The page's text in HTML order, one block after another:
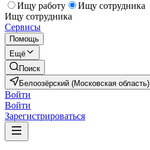
Ищу работу
Ищу сотрудника
Ищу сотрудника
Сервисы
Помощь
Ещё
Поиск
Белоозёрский (Московская область)
Войти
Войти
Зарегистрироваться